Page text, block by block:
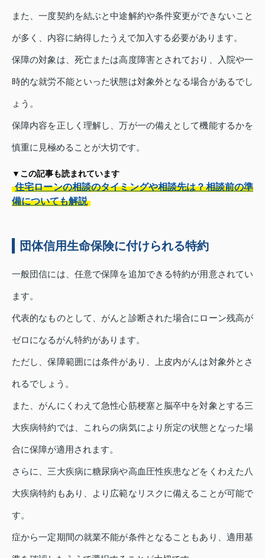
また、一度契約を結ぶと中途解約や条件変更ができないこと
が多く、内容に納得したうえで加入する必要があります。
保障の対象は、死亡または高度障害とされており、入院や一
時的な就労不能といった状態は対象外となる場合があるでし
ょう。
保障内容を正しく理解し、万が一の備えとして機能するかを
慎重に見極めることが大切です。
▼この記事も読まれています
住宅ローンの相談のタイミングや相談先は？相談前の準
備についても解説
団体信用生命保険に付けられる特約
一般団信には、任意で保障を追加できる特約が用意されてい
ます。
代表的なものとして、がんと診断された場合にローン残高が
ゼロになるがん特約があります。
ただし、保障範囲には条件があり、上皮内がんは対象外とさ
れるでしょう。
また、がんにくわえて急性心筋梗塞と脳卒中を対象とする三
大疾病特約では、これらの病気により所定の状態となった場
合に保障が適用されます。
さらに、三大疾病に糖尿病や高血圧性疾患などをくわえた八
大疾病特約もあり、より広範なリスクに備えることが可能で
す。
症から一定期間の就業不能が条件となることもあり、適用基